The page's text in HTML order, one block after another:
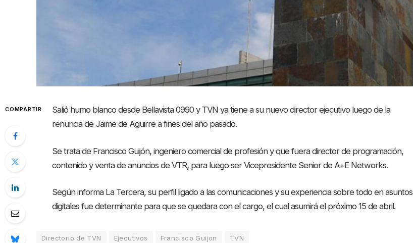
COMPARTIR
Salió humo blanco desde Bellavista 0990 y TVN ya tiene a su nuevo director ejecutivo luego de la
renuncia de Jaime de Aguirre a fines del año pasado.
Se trata de Francisco Guijón, ingeniero comercial de profesión y que fuera director de programación,
contenido y venta de anuncios de VTR, para luego ser Vicepresidente Senior de A+E Networks.
Según informa La Tercera, su perfil ligado a las comunicaciones y su experiencia sobre todo en asuntos
digitales fue determinante para que se quedara con el cargo, el cual asumirá el próximo 15 de abril.
Directorio de TVN Ejecutivos Francisco Guijon TVN